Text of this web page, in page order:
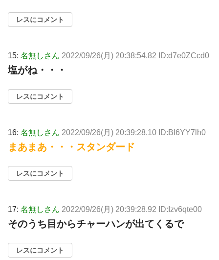
レスにコメント
15: 名無しさん 2022/09/26(月) 20:38:54.82 ID:d7e0ZCcd0
塩がね・・・
レスにコメント
16: 名無しさん 2022/09/26(月) 20:39:28.10 ID:Bl6YY7lh0
まあまあ・・・スタンダード
レスにコメント
17: 名無しさん 2022/09/26(月) 20:39:28.92 ID:Izv6qte00
そのうち目からチャーハンが出てくるで
レスにコメント